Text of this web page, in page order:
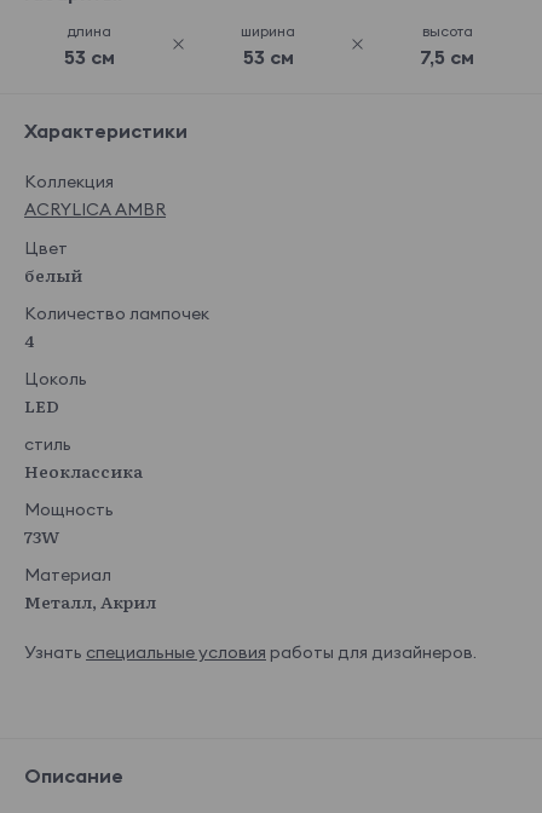
длина
53 см
ширина
53 см
высота
7,5 см
Характеристики
Коллекция
ACRYLICA AMBR
Цвет
белый
Количество лампочек
4
Цоколь
LED
стиль
Неоклассика
Мощность
73W
Материал
Металл, Акрил
Узнать специальные условия работы для дизайнеров.
Описание